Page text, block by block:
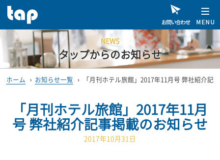
NEWS
タップからのお知らせ
ホーム › お知らせ一覧 › 「月刊ホテル旅館」2017年11月号 弊社紹介記
「月刊ホテル旅館」2017年11月
号 弊社紹介記事掲載のお知らせ
2017年10月31日